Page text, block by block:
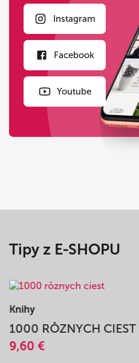
Instagram
Facebook
Youtube
Tipy z E-SHOPU
Knihy
1000 RÔZNYCH CIEST
9,60 €